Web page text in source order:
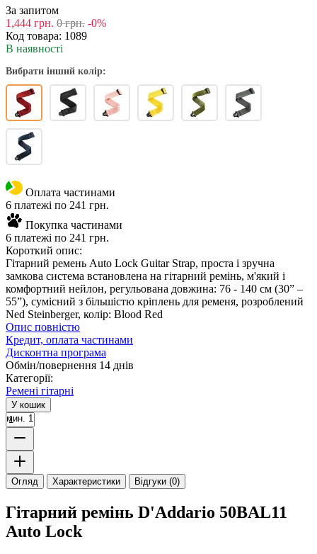
За запитом
1,444 грн. 0 грн. -0%
Код товара: 1089
В наявності
Вибрати інший колір:
Оплата частинами
6 платежі по 241 грн.
Покупка частинами
6 платежі по 241 грн.
Короткий опис:
Гітарний ремень Auto Lock Guitar Strap, проста і зручна
замкова система встановлена ​​на гітарний ремінь, м'який і
комфортний нейлон, регульована довжина: 76 - 140 см (30” –
55”), сумісний з більшістю кріплень для ременя, розроблений
Ned Steinberger, колір: Blood Red
Опис повністю
Кредит, оплата частинами
Дисконтна програма
Обмін/повернення 14 днів
Категорії:
Ремені гітарні
У кошик
мин. 1
Огляд Характеристики Відгуки (0)
Гітарний ремінь D'Addario 50BAL11
Auto Lock